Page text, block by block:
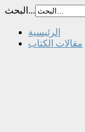
البحث...
الرئيسية
مقالات الكتاب